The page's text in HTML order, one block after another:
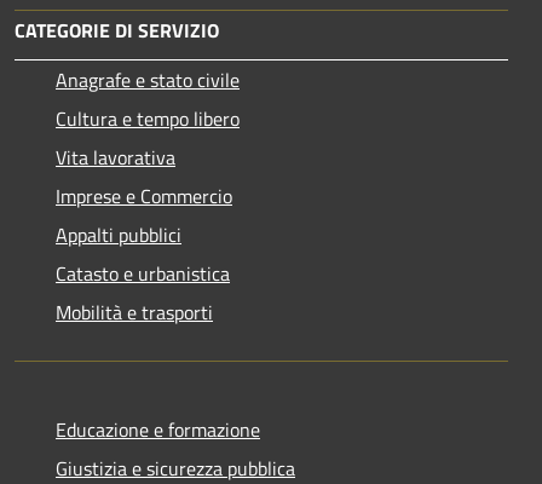
CATEGORIE DI SERVIZIO
Anagrafe e stato civile
Cultura e tempo libero
Vita lavorativa
Imprese e Commercio
Appalti pubblici
Catasto e urbanistica
Mobilità e trasporti
Educazione e formazione
Giustizia e sicurezza pubblica